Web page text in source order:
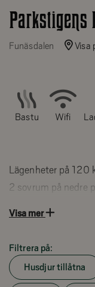
Parkstigens
Funäsdalen Visa
Bastu Wifi
Lägenheter på 120
2 sovrum på nedre
Perfekta läget i
Visa mer
Filtrera på:
Husdjur tillåtna